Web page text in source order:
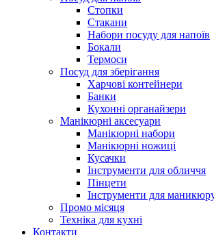
Стопки
Стакани
Набори посуду для напоїв
Бокали
Термоси
Посуд для зберігання
Харчові контейнери
Банки
Кухонні органайзери
Манікюрні аксесуари
Манікюрні набори
Манікюрні ножиці
Кусачки
Інструменти для обличчя
Пінцети
Інструменти для
Промо місяця
Техніка для кухні
Контакти